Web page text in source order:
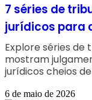
7 séries de
jurídicos para
Explore séries de
mostram
jurídicos cheios
6 de maio de 2026